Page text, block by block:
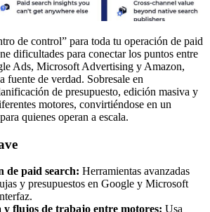
de control” para toda tu operación de paid
dificultades para conectar los puntos entre
Ads, Microsoft Advertising y Amazon,
fuente de verdad. Sobresale en
de presupuesto, edición masiva y
motores, convirtiéndose en un
quienes operan a escala.
de paid search: Herramientas avanzadas
y presupuestos en Google y Microsoft
y flujos de trabajo entre motores: Usa